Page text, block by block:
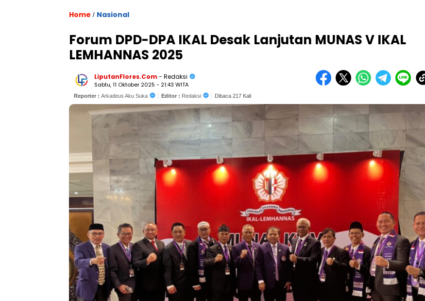
Home / Nasional
Forum DPD-DPA IKAL Desak Lanjutan MUNAS V IKAL
LEMHANNAS 2025
LiputanFlores.Com - Redaksi
Sabtu, 11 Oktober 2025 - 21:43 WITA
Reporter : Arkadeus Aku Suka Editor : Redaksi Dibaca 217 Kali